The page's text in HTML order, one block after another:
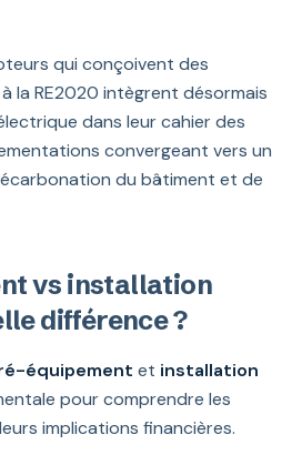
qui conçoivent des
la RE2020 intègrent désormais
dans leur cahier des
convergeant vers un
du bâtiment et de
vs installation
différence ?
équipement et installation
pour comprendre les
implications financières.